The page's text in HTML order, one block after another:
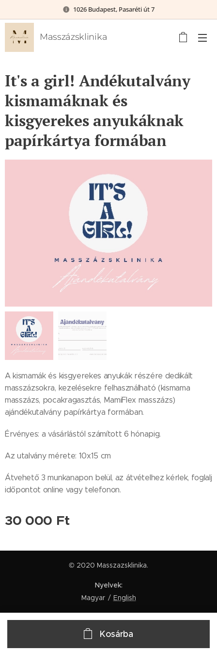
1026 Budapest, Pasaréti út 7
Masszázsklinika
It's a girl! Andékutalvány
kismamáknak és
kisgyerekes anyukáknak
papírkártya formában
A kismamák és kisgyerekes anyukák részére dedikált
masszázsokra, kezelésekre felhasználható (kismama
masszázs, pocakragasztás, MamiFlex masszázs)
ajándékutalvány papírkártya formában.
Érvényes: a vásárlástól számított 6 hónapig.
Az utalvány mérete: 10x15 cm
Átvehető 3 munkanapon belül, az átvételhez kérlek, foglalj
időpontot online vagy telefonon.
30 000 Ft
Kosárba
© 2020 Masszazsklinika.
Nyelvek
Magyar
English